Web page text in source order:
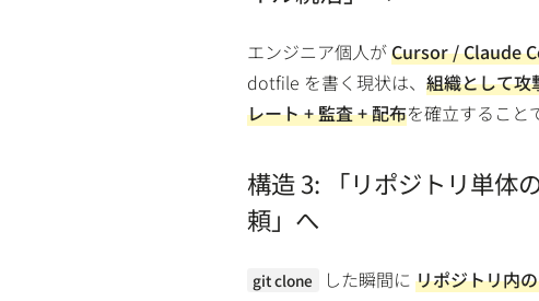
エンジニア個人がCursor / Claude
dotfile を書く現状は、 組織として攻
レート + 監査 + 配布を確立すること
構造 3: 「リポジトリ単体
頼」へ
git clone した瞬間に リポジトリ内